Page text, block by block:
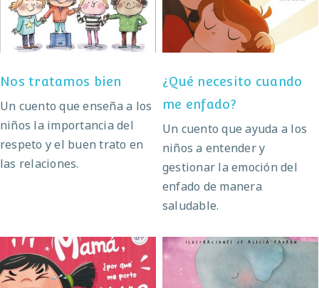
Nos tratamos bien
Un cuento que enseña a los
niños la importancia del
respeto y el buen trato en
las relaciones.
me enfado?
¿Qué necesito cuando
me enfado?
Un cuento que ayuda a los
niños a entender y
gestionar la emoción del
enfado de manera
saludable.
Mamá, ¿por qué me
Un beso antes de